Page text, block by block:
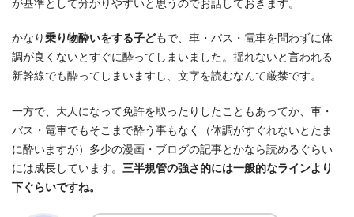
が基準として分かりやすいと思うのでお話しておきます。
かなり 乗り物酔いをする子どもで、車・バス・電車を問わずに体
調が良くないとすぐに酔ってしまいました。揺れないと言われる
新幹線でも酔ってしまいますし、文字を読むなんて厳禁です。
一方で、大人になって免許を取ったりしたこともあってか、車・
バス・電車でもそこまで酔う事もなく（体調がすぐれないとたま
に酔いますが）多少の漫画・ブログの記事とかなら読めるぐらい
には成長しています。 三半規管の強さ的には一般的なラインより
下ぐらいですね。